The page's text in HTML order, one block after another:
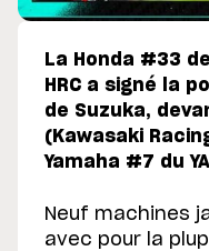
La Honda #33
HRC a signé la
de Suzuka,
(Kawasaki
Yamaha #7 du
Neuf machines
avec pour la